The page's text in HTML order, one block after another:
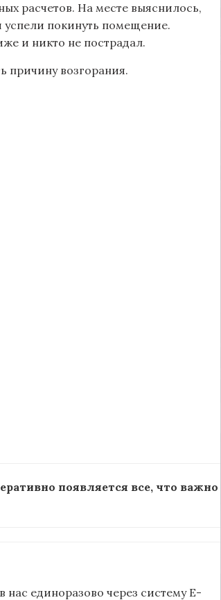
расчетов. На месте выяснилось,
покинуть помещение.
и никто не пострадал.
причину возгорания.
появляется все, что важно
единоразово через систему E-